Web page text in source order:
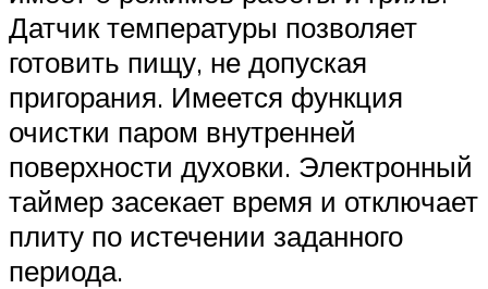
Датчик температуры позволяет
готовить пищу, не допуская
пригорания. Имеется функция
очистки паром внутренней
поверхности духовки. Электронный
таймер засекает время и отключает
плиту по истечении заданного
периода.